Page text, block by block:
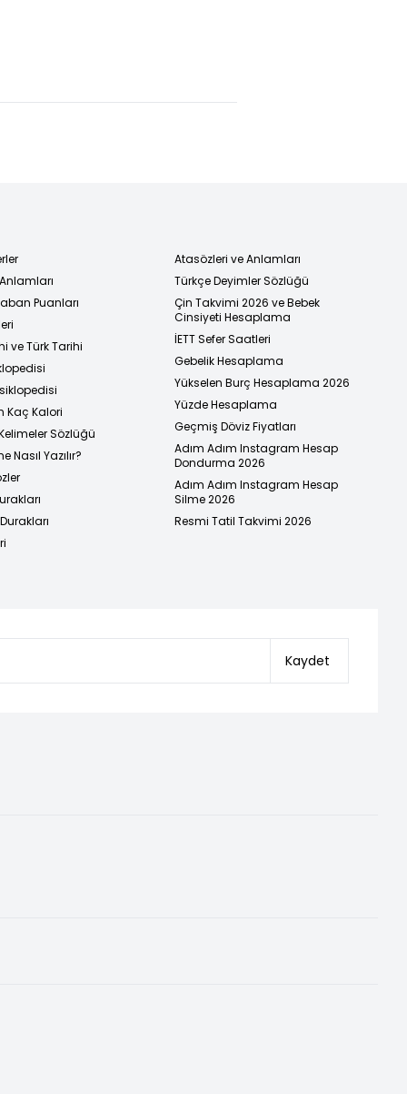
Puanları
ve Türk Tarihi
Kaç Kalori
Sözlüğü
Nasıl Yazılır?
Atasözleri ve Anlamları
Türkçe Deyimler Sözlüğü
Çin Takvimi 2026 ve Bebek
Cinsiyeti Hesaplama
İETT Sefer Saatleri
Gebelik Hesaplama
Yükselen Burç Hesaplama 2026
Yüzde Hesaplama
Geçmiş Döviz Fiyatları
Adım Adım Instagram Hesap
Dondurma 2026
Adım Adım Instagram Hesap
Silme 2026
Resmi Tatil Takvimi 2026
Kaydet